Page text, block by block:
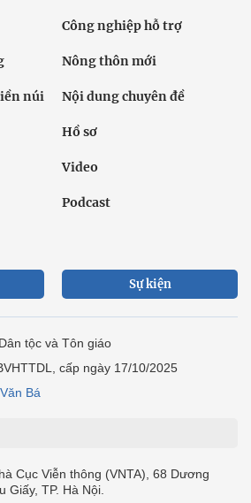
Công nghiệp hỗ trợ
Nông thôn mới
núi Nội dung chuyên đề
Hồ sơ
Video
Podcast
Sự kiện
tộc và Tôn giáo
cấp ngày 17/10/2025
Bá
Cục Viễn thông (VNTA), 68 Dương
TP. Hà Nội.